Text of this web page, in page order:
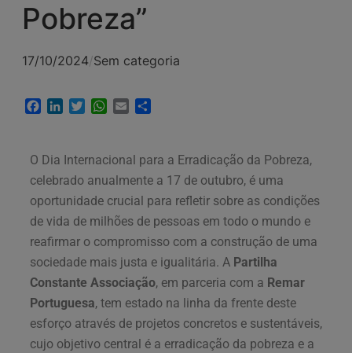
Pobreza”
17/10/2024/Sem categoria
Facebook
LinkedInTwitterWhatsApp
Email
O Dia Internacional para a Erradicação da Pobreza,
celebrado anualmente a 17 de outubro, é uma
oportunidade crucial para refletir sobre as condições
de vida de milhões de pessoas em todo o mundo e
reafirmar o compromisso com a construção de uma
sociedade mais justa e igualitária. A Partilha
Constante Associação, em parceria com a Remar
Portuguesa, tem estado na linha da frente deste
esforço através de projetos concretos e sustentáveis,
cujo objetivo central é a erradicação da pobreza e a